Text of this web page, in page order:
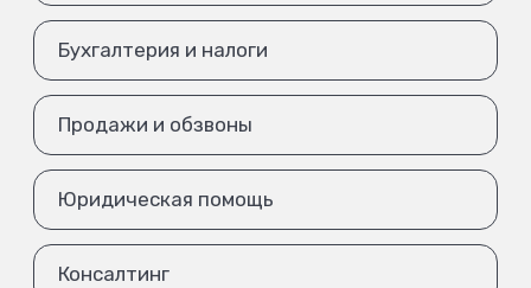
Бухгалтерия и налоги
Продажи и обзвоны
Юридическая помощь
Консалтинг